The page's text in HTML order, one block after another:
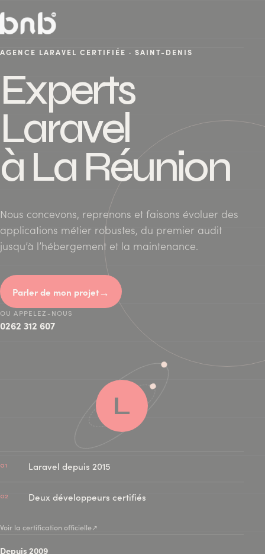
AGENCE LARAVEL CERTIFIÉE · SAINT-DENIS
Experts
Laravel
à La Réunion
Nous concevons, reprenons et faisons évoluer des
applications métier robustes, du premier audit
jusqu’à l’hébergement et la maintenance.
Parler de mon projet→
OU APPELEZ-NOUS
0262 312 607
L
01 Laravel depuis 2015
02 Deux développeurs certifiés
Voir la certification officielle↗
Depuis 2009